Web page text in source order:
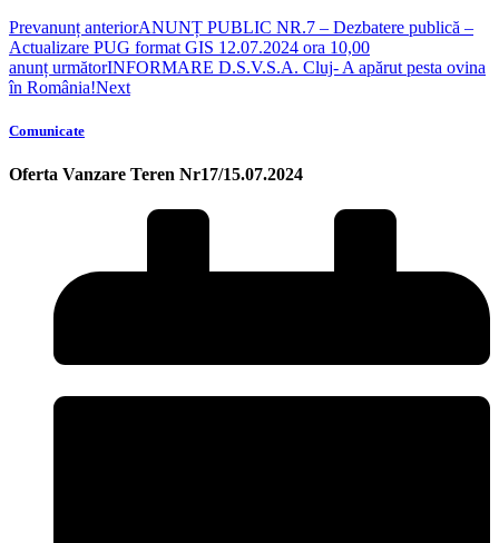
Prevanunț anteriorANUNȚ PUBLIC NR.7 – Dezbatere publică –
Actualizare PUG format GIS 12.07.2024 ora 10,00
anunț următorINFORMARE D.S.V.S.A. Cluj- A apărut pesta ovina
în România!Next
Comunicate
Oferta Vanzare Teren Nr17/15.07.2024